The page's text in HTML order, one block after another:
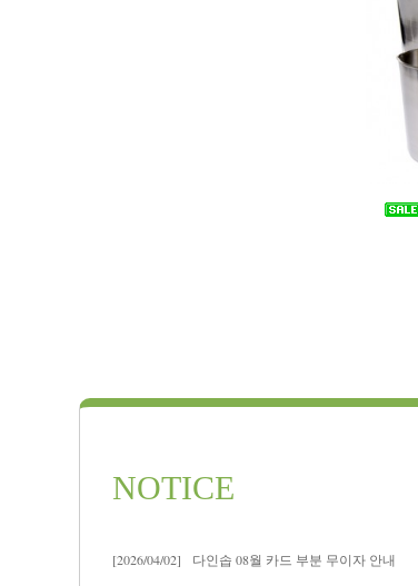
NOTICE
[2026/04/02]
다인솝 08월 카드 부분 무이자 안내